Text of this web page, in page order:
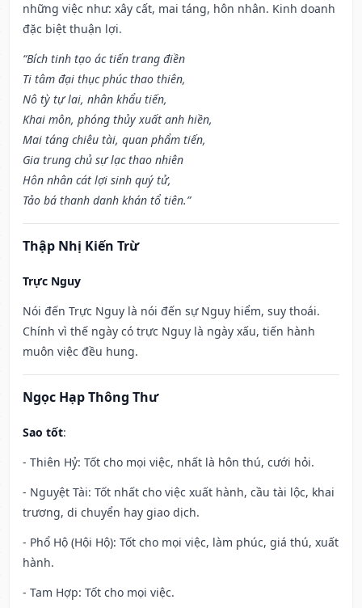
những việc như: xây cất, mai táng, hôn nhân. Kinh doanh
đặc biệt thuận lợi.
“Bích tinh tạo ác tiến trang điền
Ti tâm đại thục phúc thao thiên,
Nô tỳ tự lai, nhân khẩu tiến,
Khai môn, phóng thủy xuất anh hiền,
Mai táng chiêu tài, quan phẩm tiến,
Gia trung chủ sự lạc thao nhiên
Hôn nhân cát lợi sinh quý tử,
Tảo bá thanh danh khán tổ tiên.”
Thập Nhị Kiến Trừ
Trực Nguy
Nói đến Trực Nguy là nói đến sự Nguy hiểm, suy thoái.
Chính vì thế ngày có trực Nguy là ngày xấu, tiến hành
muôn việc đều hung.
Ngọc Hạp Thông Thư
Sao tốt:
- Thiên Hỷ: Tốt cho mọi việc, nhất là hôn thú, cưới hỏi.
- Nguyệt Tài: Tốt nhất cho việc xuất hành, cầu tài lộc, khai
trương, di chuyển hay giao dịch.
- Phổ Hộ (Hội Hộ): Tốt cho mọi việc, làm phúc, giá thú, xuất
hành.
- Tam Hợp: Tốt cho mọi việc.